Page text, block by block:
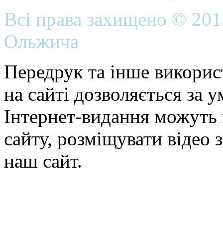
Всі права захищено ©
Ольжича
Передрук та інше
на сайті дозволяється
Інтернет-видання можуть
сайту, розміщувати відео
наш сайт.